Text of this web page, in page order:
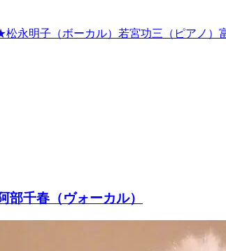
永明子（ボーカル）若宮功三（ピアノ）
千春（ヴォーカル）